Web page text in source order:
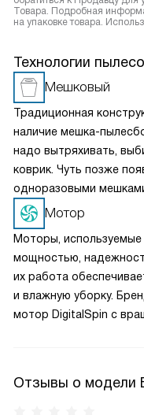
Товара. Подробная
на упаковке товара.
Технологии
Мешковый
Традиционная
наличие мешка-
надо вытряхивать,
коврик. Чуть позже
одноразовыми
заполнения не
простая, надежная и
Мотор
Моторы,
мощностью,
их работа
и влажную уборку.
мотор DigitalSpin с
Отзывы о модели